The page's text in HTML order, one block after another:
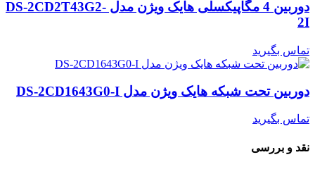
دوربین 4 مگاپیکسلی هایک ویژن مدل DS-2CD2T43G2-
2I
تماس بگیرید
دوربین تحت شبکه هایک ویژن مدل DS-2CD1643G0-I
تماس بگیرید
نقد و بررسی